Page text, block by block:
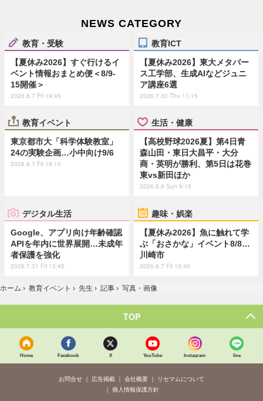
NEWS CATEGORY
教育・受験
【夏休み2026】すぐ行けるイ
ベント情報おまとめ便＜8/9-
15開催＞
2026.8.7 Fri 19:45
教育ICT
【夏休み2026】東大メタバー
ス工学部、生成AIなどジュニ
ア講座6選
2026.7.30 Thu 11:15
教育イベント
東京都市大「科学体験教室」
24の実験企画…小中向け9/6
2026.8.7 Fri 18:15
生活・健康
【高校野球2026夏】第4日青
森山田・東日大昌平・大分
商・英明が勝利、第5日は花巻
東vs新田ほか
2026.8.9 Sun 9:15
デジタル生活
Google、アプリ向け年齢確認
APIを年内に世界展開…未成年
者保護を強化
2026.7.31 Fri 13:45
趣味・娯楽
【夏休み2026】魚に触れて学
ぶ「おさかな」イベント8/8…
川崎市
2026.8.7 Fri 10:45
ホーム › 教育イベント › 先生 › 記事 › 写真・画像
TOP
Home Facebook X YouTube Instagram line
お問合せ 広告掲載 会社概要
リセマムについて
個人情報保護方針